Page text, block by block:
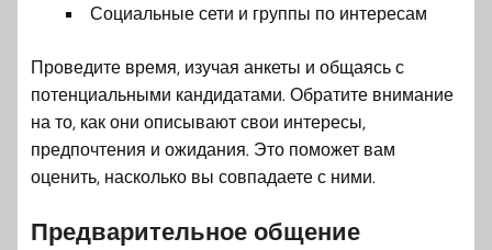
Социальные сети и группы по интересам
Проведите время, изучая анкеты и общаясь с
потенциальными кандидатами. Обратите внимание
на то, как они описывают свои интересы,
предпочтения и ожидания. Это поможет вам
оценить, насколько вы совпадаете с ними.
Предварительное общение